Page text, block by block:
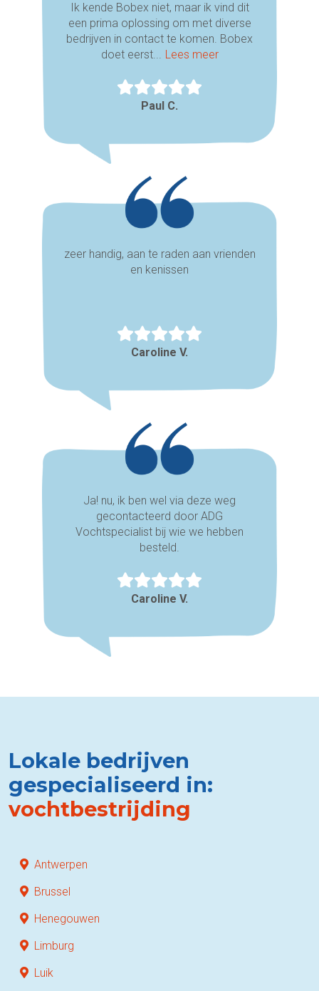
Ik kende Bobex niet, maar ik vind dit
een prima oplossing om met diverse
bedrijven in contact te komen. Bobex
doet eerst... Lees meer
Paul C.
zeer handig, aan te raden aan vrienden
en kenissen
Caroline V.
Ja! nu, ik ben wel via deze weg
gecontacteerd door ADG
Vochtspecialist bij wie we hebben
besteld.
Caroline V.
Lokale bedrijven
gespecialiseerd in:
vochtbestrijding
Antwerpen
Brussel
Henegouwen
Limburg
Luik